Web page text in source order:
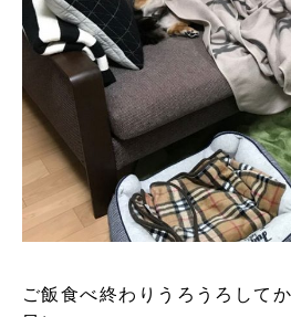
ご飯食べ終わりうろうろして